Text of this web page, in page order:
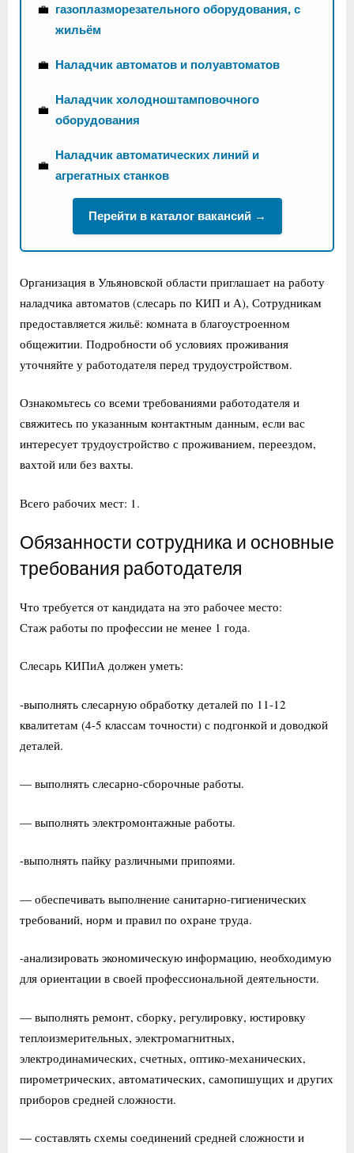
💼 газоплазморезательного оборудования, с
жильём
💼 Наладчик автоматов и полуавтоматов
💼
Наладчик холодноштамповочного
оборудования
💼
Наладчик автоматических линий и
агрегатных станков
Перейти в каталог вакансий →
Организация в Ульяновской области приглашает на работу
наладчика автоматов (слесарь по КИП и А), Сотрудникам
предоставляется жильё: комната в благоустроенном
общежитии. Подробности об условиях проживания
уточняйте у работодателя перед трудоустройством.
Ознакомьтесь со всеми требованиями работодателя и
свяжитесь по указанным контактным данным, если вас
интересует трудоустройство с проживанием, переездом,
вахтой или без вахты.
Всего рабочих мест: 1.
Обязанности сотрудника и основные
требования работодателя
Что требуется от кандидата на это рабочее место:
Стаж работы по профессии не менее 1 года.
Слесарь КИПиА должен уметь:
-выполнять слесарную обработку деталей по 11-12
квалитетам (4-5 классам точности) с подгонкой и доводкой
деталей.
— выполнять слесарно-сборочные работы.
— выполнять электромонтажные работы.
-выполнять пайку различными припоями.
— обеспечивать выполнение санитарно-гигиенических
требований, норм и правил по охране труда.
-анализировать экономическую информацию, необходимую
для ориентации в своей профессиональной деятельности.
— выполнять ремонт, сборку, регулировку, юстировку
теплоизмерительных, электромагнитных,
электродинамических, счетных, оптико-механических,
пирометрических, автоматических, самопишущих и других
приборов средней сложности.
— составлять схемы соединений средней сложности и